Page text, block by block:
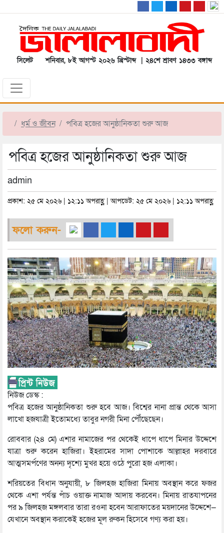
সিলেট শনিবার, ৮ই আগস্ট ২০২৬ খ্রিস্টাব্দ | ২৪শে শ্রাবণ ১৪৩৩ বঙ্গাব্দ
ধর্ম ও জীবন পবিত্র হজের আনুষ্ঠানিকতা শুরু আজ
পবিত্র হজের আনুষ্ঠানিকতা শুরু আজ
admin
প্রকাশ: ২৫ মে ২০২৬ | ১২:১১ অপরাহ্ণ | আপডেট: ২৫ মে ২০২৬ | ১২:১১ অপরাহ্ণ
ফলো করুন-
নিউজ ডেস্ক :
পবিত্র হজের আনুষ্ঠানিকতা শুরু হবে আজ। বিশ্বের নানা প্রান্ত থেকে আসা
লাখো হজযাত্রী ইতোমধ্যে তাবুর নগরী মিনা পৌঁছেছেন।
রোববার (২৪ মে) এশার নামাজের পর থেকেই ধাপে ধাপে মিনার উদ্দেশে
যাত্রা শুরু করেন হাজিরা। ইহরামের সাদা পোশাকে আল্লাহর দরবারে
আত্মসমর্পণের অনন্য দৃশ্যে মুখর হয়ে ওঠে পুরো হজ এলাকা।
শরিয়তের বিধান অনুযায়ী, ৮ জিলহজ হাজিরা মিনায় অবস্থান করে ফজর
থেকে এশা পর্যন্ত পাঁচ ওয়াক্ত নামাজ আদায় করবেন। মিনায় রাতযাপনের
পর ৯ জিলহজ মঙ্গলবার তারা রওনা হবেন আরাফাতের ময়দানের উদ্দেশে—
যেখানে অবস্থান করাকেই হজের মূল রুকন হিসেবে গণ্য করা হয়।